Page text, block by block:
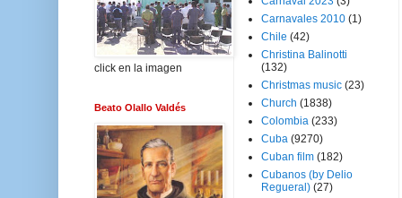
click en la imagen
Beato Olallo Valdés
Carnavales 2010 (1)
Chile (42)
Christina Balinotti
(132)
Christmas music (23)
Church (1838)
Colombia (233)
Cuba (9270)
Cuban film (182)
Cubanos (by Delio
Regueral) (27)